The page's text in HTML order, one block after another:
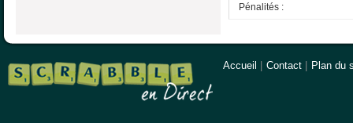
Pénalités :
Accueil Contact Plan du